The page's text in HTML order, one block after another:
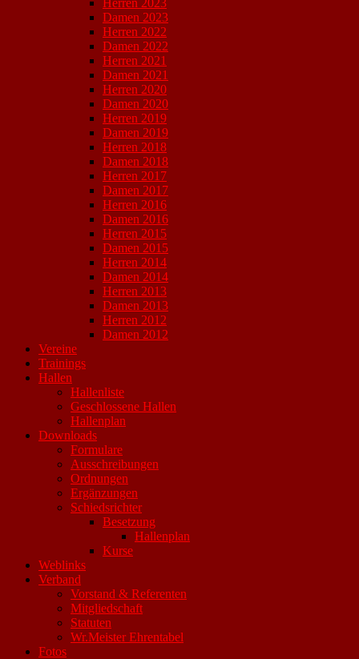
Herren 2023
Damen 2023
Herren 2022
Damen 2022
Herren 2021
Damen 2021
Herren 2020
Damen 2020
Herren 2019
Damen 2019
Herren 2018
Damen 2018
Herren 2017
Damen 2017
Herren 2016
Damen 2016
Herren 2015
Damen 2015
Herren 2014
Damen 2014
Herren 2013
Damen 2013
Herren 2012
Damen 2012
Vereine
Trainings
Hallen
Hallenliste
Geschlossene Hallen
Hallenplan
Downloads
Formulare
Ausschreibungen
Ordnungen
Ergänzungen
Schiedsrichter
Besetzung
Hallenplan
Kurse
Weblinks
Verband
Vorstand & Referenten
Mitgliedschaft
Statuten
Wr.Meister Ehrentabel
Fotos